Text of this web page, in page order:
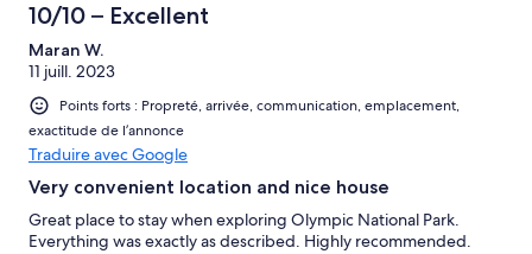
10/10 – Excellent
Maran W.
11 juill. 2023
Points forts : Propreté, arrivée, communication, emplacement,
exactitude de l’annonce
Traduire avec Google
Very convenient location and nice house
Great place to stay when exploring Olympic National Park.
Everything was exactly as described. Highly recommended.